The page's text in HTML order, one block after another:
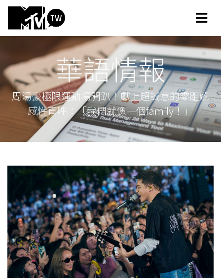
華語情報
周湯豪極限運動場開趴！獻上超誠意的零距離
感性直呼：「我們就像一個family！」